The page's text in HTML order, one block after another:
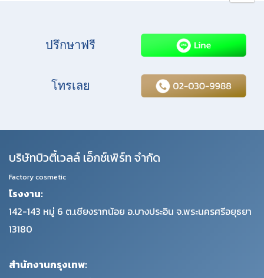
ปรึกษาฟรี
โทรเลย
บริษัทบิวตี้เวลล์ เอ็กซ์เพิร์ท จำกัด
Factory cosmetic
โรงงาน:
142-143 หมู่ 6 ต.เชียงรากน้อย อ.บางประอิน จ.พระนครศรีอยุธยา
13180
สำนักงานกรุงเทพ: